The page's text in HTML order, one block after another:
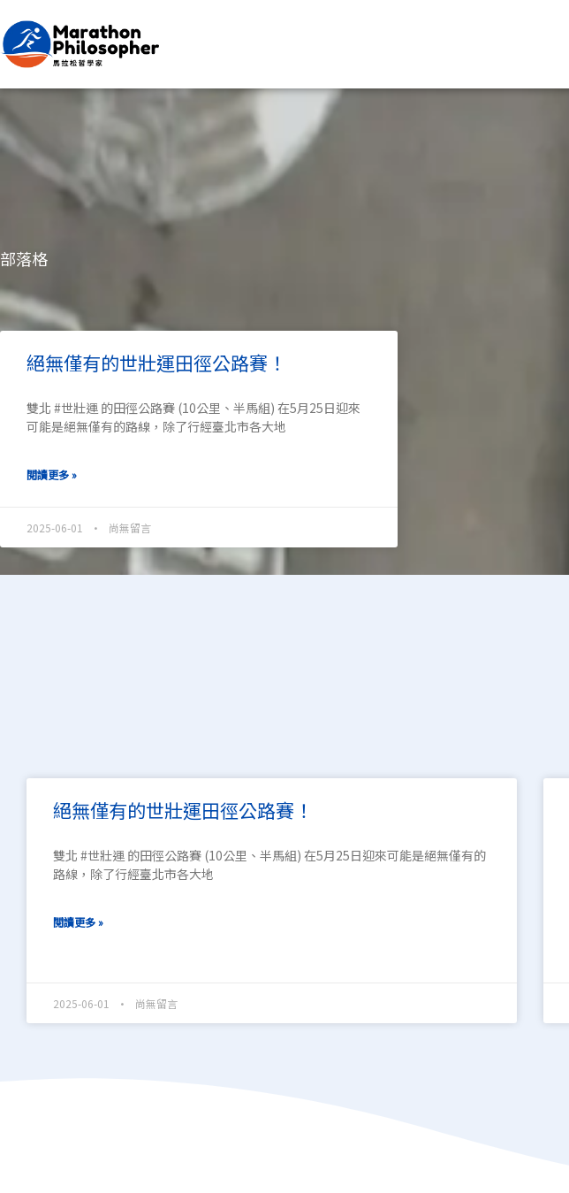
至
主
內
容
部落格
絕無僅有的世壯運田徑公路賽！
雙北 #世壯運 的田徑公路賽 (10公里、半馬組) 在5月25日迎來
可能是絕無僅有的路線，除了行經臺北市各大地
閱讀更多 »
2025-06-01 尚無留言
絕無僅有的世壯運田徑公路賽！
雙北 #世壯運 的田徑公路賽 (10公里、半馬組) 在5月25日迎來可能是絕無僅有的
路線，除了行經臺北市各大地
閱讀更多 »
2025-06-01 尚無留言